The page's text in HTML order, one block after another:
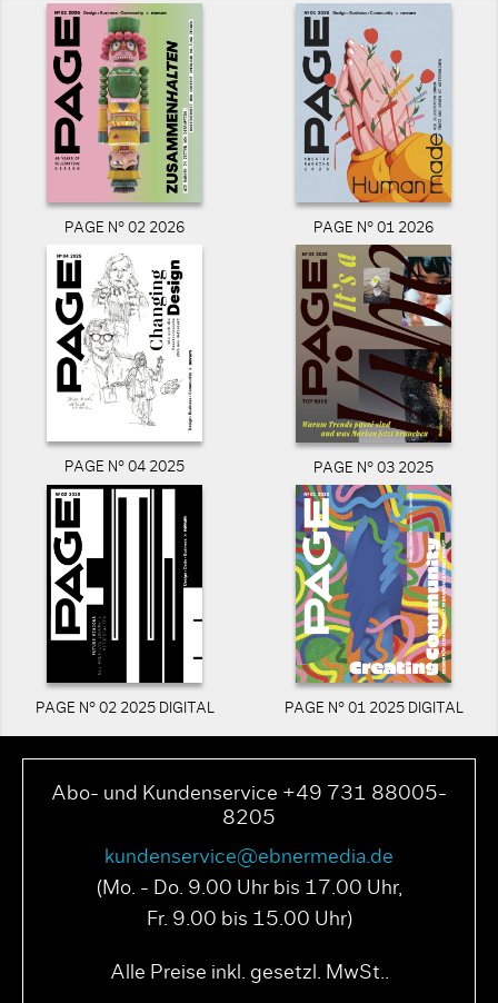
PAGE N° 02 2026 PAGE N° 01 2026
PAGE N° 04 2025 PAGE N° 03 2025
PAGE N° 02 2025 DIGITAL PAGE N° 01 2025 DIGITAL
Abo- und Kundenservice +49 731 88005-
8205
kundenservice@ebnermedia.de
(Mo. - Do. 9.00 Uhr bis 17.00 Uhr,
Fr. 9.00 bis 15.00 Uhr)
Alle Preise inkl. gesetzl. MwSt..